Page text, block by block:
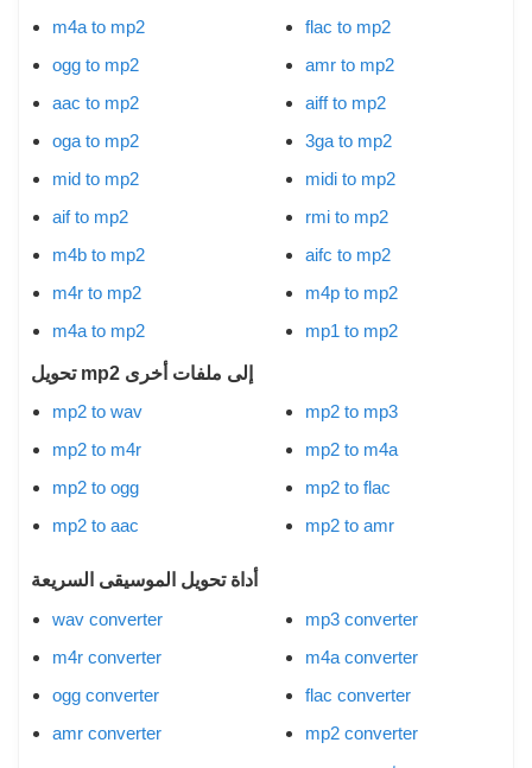
m4a to mp2
ogg to mp2
aac to mp2
oga to mp2
mid to mp2
aif to mp2
m4b to mp2
m4r to mp2
m4a to mp2
flac to mp2
amr to mp2
aiff to mp2
3ga to mp2
midi to mp2
rmi to mp2
aifc to mp2
m4p to mp2
mp1 to mp2
تحويل mp2 إلى ملفات أخرى
mp2 to wav
mp2 to m4r
mp2 to ogg
mp2 to aac
mp2 to mp3
mp2 to m4a
mp2 to flac
mp2 to amr
أداة تحويل الموسيقى السريعة
wav converter
m4r converter
ogg converter
amr converter
mp3 converter
m4a converter
flac converter
mp2 converter